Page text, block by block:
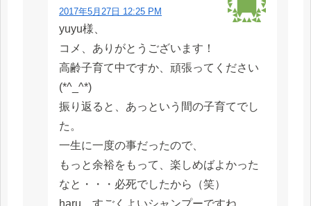
2017年5月27日 12:25 PM
yuyu様、
コメ、ありがとうございます！
高齢子育て中ですか、頑張ってください
(*^_^*)
振り返ると、あっという間の子育てでし
た。
一生に一度の事だったので、
もっと余裕をもって、楽しめばよかった
なと・・・必死でしたから（笑）
haru、すごくよいシャンプーですね、